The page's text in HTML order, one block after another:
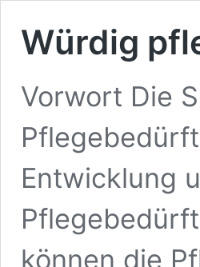
Würdig
Vorwort Die
Entwicklung
können die